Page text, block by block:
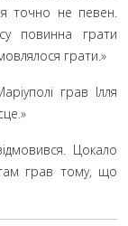
я точно не певен.
повинна грати
грати.»
грав Ілля
Цокало
грав тому, що